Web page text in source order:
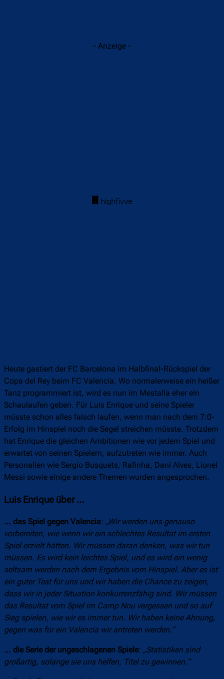
- Anzeige -
Heute gastiert der FC Barcelona im Halbfinal-Rückspiel der
Copa del Rey beim FC Valencia. Wo normalerweise ein heißer
Tanz programmiert ist, wird es nun im Mestalla eher ein
Schaulaufen geben. Für Luis Enrique und seine Spieler
müsste schon alles falsch laufen, wenn man nach dem 7:0-
Erfolg im Hinspiel noch die Segel streichen müsste. Trotzdem
hat Enrique die gleichen Ambitionen wie vor jedem Spiel und
erwartet von seinen Spielern, aufzutreten wie immer. Auch
Personalien wie Sergio Busquets, Rafinha, Dani Alves, Lionel
Messi sowie einige andere Themen wurden angesprochen.
Luis Enrique über …
… das Spiel gegen Valencia: „Wir werden uns genauso
vorbereiten, wie wenn wir ein schlechtes Resultat im ersten
Spiel erzielt hätten. Wir müssen daran denken, was wir tun
müssen. Es wird kein leichtes Spiel, und es wird ein wenig
seltsam werden nach dem Ergebnis vom Hinspiel. Aber es ist
ein guter Test für uns und wir haben die Chance zu zeigen,
dass wir in jeder Situation konkurrenzfähig sind. Wir müssen
das Resultat vom Spiel im Camp Nou vergessen und so auf
Sieg spielen, wie wir es immer tun. Wir haben keine Ahnung,
gegen was für ein Valencia wir antreten werden.“
… die Serie der ungeschlagenen Spiele: „Statistiken sind
großartig, solange sie uns helfen, Titel zu gewinnen.“